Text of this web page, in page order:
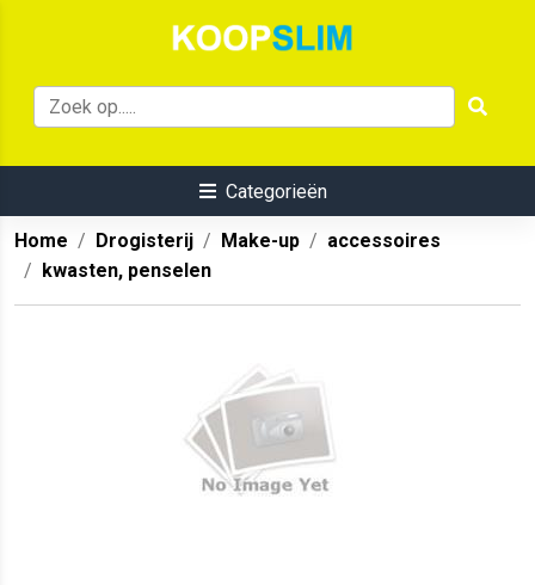
Categorieën
Home Drogisterij Make-up
accessoires
kwasten, penselen